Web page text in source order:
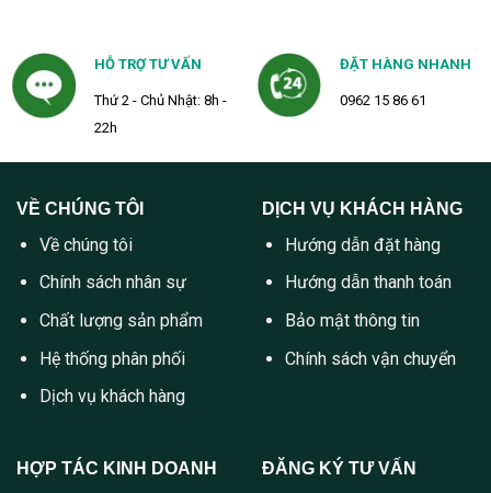
HỖ TRỢ TƯ VẤN
Thứ 2 - Chủ Nhật: 8h -
22h
ĐẶT HÀNG NHANH
0962 15 86 61
VỀ CHÚNG TÔI
Về chúng tôi
Chính sách nhân sự
Chất lượng sản phẩm
Hệ thống phân phối
Dịch vụ khách hàng
DỊCH VỤ KHÁCH HÀNG
Hướng dẫn đặt hàng
Hướng dẫn thanh toán
Bảo mật thông tin
Chính sách vận chuyển
HỢP TÁC KINH DOANH ĐĂNG KÝ TƯ VẤN